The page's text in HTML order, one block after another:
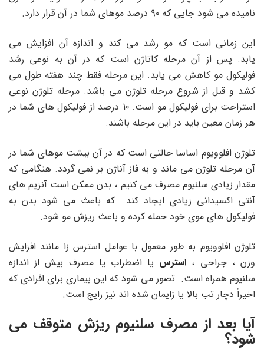
نامیده می شود جایی که ۹۰ درصد موهای شما در آن قرار دارد.
این زمانی است که مو رشد می کند و اندازه آن افزایش می
یابد. پس از آن مرحله کاتاژن است که در آن به نوعی رشد
فولیکول مو کاهش می یابد. این مرحله فقط چند هفته طول می
کشد و قبل از شروع مرحله تلوژن می باشد. مرحله تلوژن نوعی
استراحت برای فولیکول مو است. 10 درصد از فولیکول های شما در
هر زمان معین باید در این مرحله باشند.
تلوژن افلوویوم اساسا حالتی است که در آن بیشت موهای شما در
آن مرحله تلوژن می ماند و به فاز آناژن بر نمی گردد. هنگامی که
مقدار زیادی سلنیوم مصرف می کنیم ، بدن ممکن است آنزیم های
آنتی اکسیدانی زیادی ایجاد کند که باعث می شود بدن به
فولیکول های موی خود حمله کرده و باعث ریزش مو شود.
تلوژن افلوویوم به طور معمول با عوامل استرس زا مانند افزایش
وزن ، جراحی ،استرس یا اضطراب یا مصرف بیش از اندازه
سلنیوم همراه است. تصور می شود که این بیماری برای افرادی که
اخیراً دچار تب بالا یا زایمان شده اند نیز رایج است.
آیا بعد از مصرف سلنیوم ریزش متوقف می
شود؟